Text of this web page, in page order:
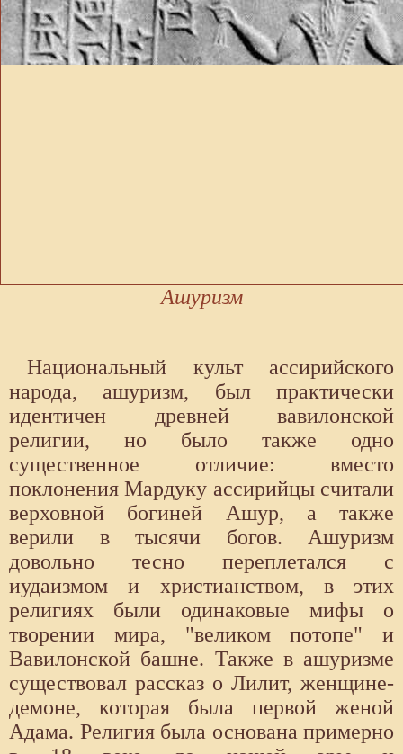
Ашуризм
Национальный культ ассирийского
народа, ашуризм, был практически
идентичен древней вавилонской
религии, но было также одно
существенное отличие: вместо
поклонения Мардуку ассирийцы считали
верховной богиней Ашур, а также
верили в тысячи богов. Ашуризм
довольно тесно переплетался с
иудаизмом и христианством, в этих
религиях были одинаковые мифы о
творении мира, "великом потопе" и
Вавилонской башне. Также в ашуризме
существовал рассказ о Лилит, женщине-
демоне, которая была первой женой
Адама. Религия была основана примерно